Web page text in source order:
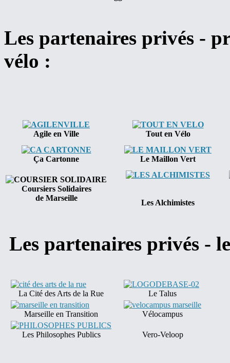
Les partenaires privés -
vélo :
Agile en Ville Tout en Vélo
Ça Cartonne Le Maillon Vert
Coursiers Solidaires
de Marseille
Les Alchimistes
Les partenaires privés -
La Cité des Arts de la Rue Le Talus
Marseille en Transition Vélocampus
Les Philosophes Publics Vero-Veloop